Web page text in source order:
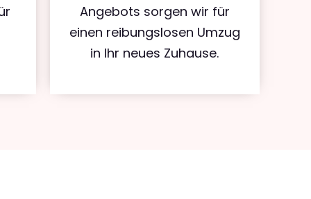
Angebots sorgen wir für
einen reibungslosen Umzug
in Ihr neues Zuhause.